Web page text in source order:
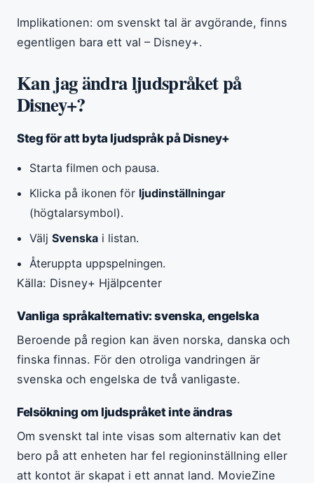
Implikationen: om svenskt tal är avgörande, finns
egentligen bara ett val – Disney+.
Kan jag ändra ljudspråket på
Disney+?
Steg för att byta ljudspråk på Disney+
Starta filmen och pausa.
Klicka på ikonen för ljudinställningar
(högtalarsymbol).
VäljSvenska i listan.
Återuppta uppspelningen.
Källa: Disney+ Hjälpcenter
Vanliga språkalternativ: svenska, engelska
Beroende på region kan även norska, danska och
finska finnas. För den otroliga vandringen är
svenska och engelska de två vanligaste.
Felsökning om ljudspråket inte ändras
Om svenskt tal inte visas som alternativ kan det
bero på att enheten har fel regioninställning eller
att kontot är skapat i ett annat land. MovieZine